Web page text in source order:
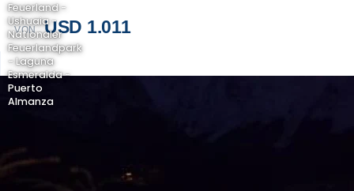
VON USD 1.011
Feuerland -
Ushuaia -
Nationaler
Feuerlandpark
- Laguna
Esmeralda -
Puerto
Almanza